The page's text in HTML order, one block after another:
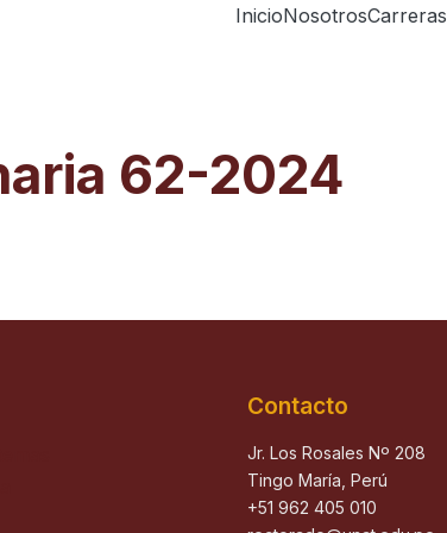
InicioNosotrosCarreras
62-2024
Contacto
Jr. Los Rosales Nº 208
Tingo María, Perú
+51 962 405 010